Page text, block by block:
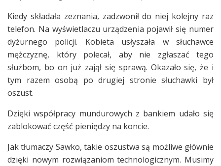
Kiedy składała zeznania, zadzwonił do niej kolejny raz
telefon. Na wyświetlaczu urządzenia pojawił się numer
dyżurnego policji. Kobieta usłyszała w słuchawce
mężczyznę, który polecał, aby nie zgłaszać tego
służbom, bo on już zajął się sprawą. Okazało się, że i
tym razem osobą po drugiej stronie słuchawki był
oszust.
Dzięki współpracy mundurowych z bankiem udało się
zablokować część pieniędzy na koncie.
Jak tłumaczy Sawko, takie oszustwa są możliwe głównie
dzięki nowym rozwiązaniom technologicznym. Musimy